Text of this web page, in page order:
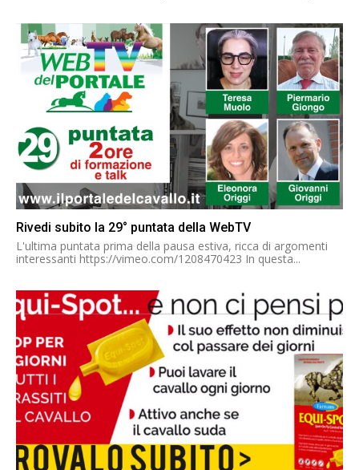
Rivedi subito la 29° puntata della WebTV
L'ultima puntata prima della pausa estiva, ricca di argomenti
interessanti https://vimeo.com/1208470423 In questa...